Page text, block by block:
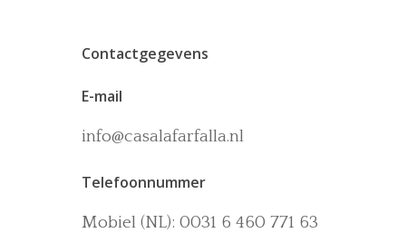
Contactgegevens
E-mail
info@casalafarfalla.nl
Telefoonnummer
Mobiel (NL): 0031 6 460 771 63